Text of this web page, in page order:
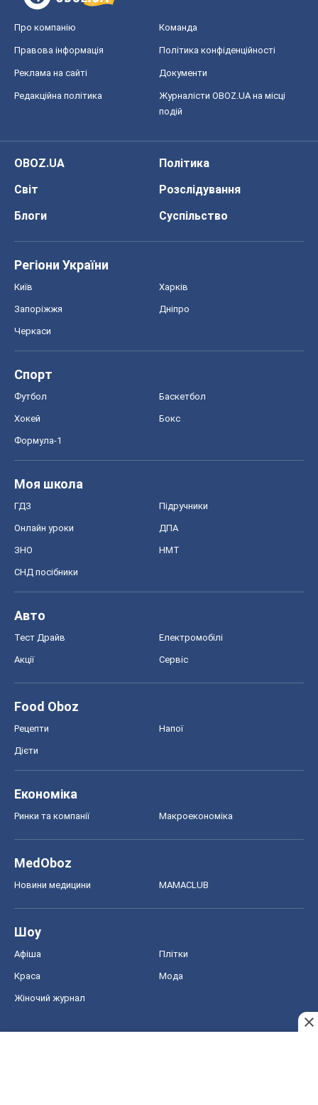
Про компанію Команда
Правова інформація Політика конфіденційності
Реклама на сайті Документи
Редакційна політика
Журналісти OBOZ.UA на місці
подій
OBOZ.UA
Політика
Світ
Розслідування
Блоги
Суспільство
Регіони України
Київ Харків
Запоріжжя Дніпро
Черкаси
Спорт
Футбол Баскетбол
Хокей Бокс
Формула-1
Моя школа
ГДЗ Підручники
Онлайн уроки ДПА
ЗНО НМТ
СНД посібники
Авто
Тест Драйв Електромобілі
Акції Сервіс
Food Oboz
Рецепти Напої
Дієти
Економіка
Ринки та компанії Макроекономіка
MedOboz
Новини медицини MAMACLUB
Шоу
Афіша Плітки
Краса Мода
Жіночий журнал